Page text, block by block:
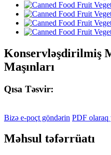
Konservləşdirilmiş
Maşınları
Qısa Təsvir:
Bizə e-poçt göndərin PDF olaraq
Məhsul təfərrüatı